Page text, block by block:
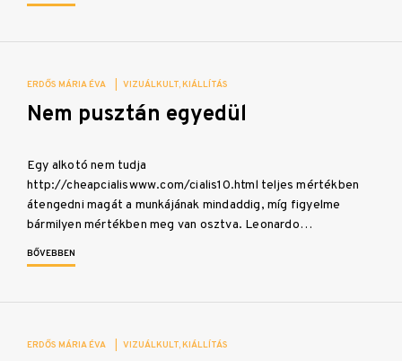
ERDŐS MÁRIA ÉVA VIZUÁLKULT KIÁLLÍTÁS
Nem pusztán egyedül
Egy alkotó nem tudja
http://cheapcialiswww.com/cialis10.html teljes mértékben
átengedni magát a munkájának mindaddig, míg figyelme
bármilyen mértékben meg van osztva. Leonardo…
BŐVEBBEN
ERDŐS MÁRIA ÉVA VIZUÁLKULT KIÁLLÍTÁS